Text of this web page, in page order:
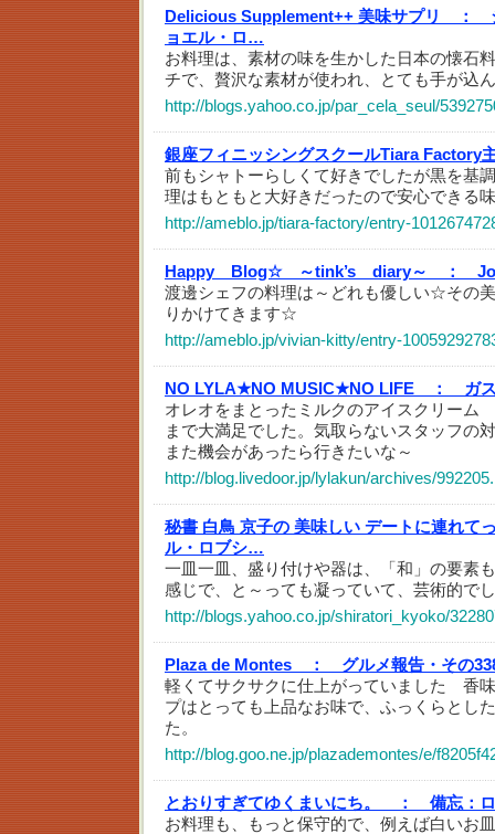
Delicious Supplement++ 美味サプリ ：
ョエル・ロ…
お料理は、素材の味を生かした日本の懐石
チで、贅沢な素材が使われ、とても手が込
http://blogs.yahoo.co.jp/par_cela_seul/
銀座フィニッシングスクールTiara Factory
前もシャトーらしくて好きでしたが黒を基
理はもともと大好きだったので安心できる
http://ameblo.jp/tiara-factory/entry-
Happy Blog☆ ～tink’s diary～ ：
渡邊シェフの料理は～どれも優しい☆その
りかけてきます☆
http://ameblo.jp/vivian-kitty/entry-
NO LYLA★NO MUSIC★NO LIFE ：
ガ
オレオをまとったミルクのアイスクリーム
まで大満足でした。気取らないスタッフの
また機会があったら行きたいな～
http://blog.livedoor.jp/lylakun/archives/
秘書 白鳥 京子の 美味しい デートに連れ
ル・ロブシ…
一皿一皿、盛り付けや器は、「和」の要素
感じで、と～っても凝っていて、芸術的で
http://blogs.yahoo.co.jp/shiratori_kyoko/
Plaza de Montes ：
グルメ報告・その
軽くてサクサクに仕上がっていました 香
プはとっても上品なお味で、ふっくらとし
た。
http://blog.goo.ne.jp/plazademontes/e/
とおりすぎてゆくまいにち。 ：
備忘：
お料理も、もっと保守的で、例えば白いお